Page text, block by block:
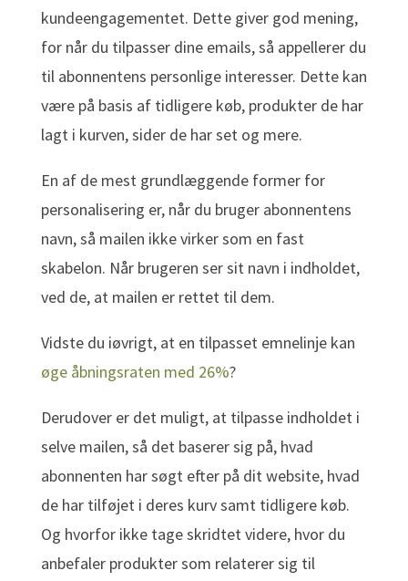
kundeengagementet. Dette giver god mening,
for når du tilpasser dine emails, så appellerer du
til abonnentens personlige interesser. Dette kan
være på basis af tidligere køb, produkter de har
lagt i kurven, sider de har set og mere.
En af de mest grundlæggende former for
personalisering er, når du bruger abonnentens
navn, så mailen ikke virker som en fast
skabelon. Når brugeren ser sit navn i indholdet,
ved de, at mailen er rettet til dem.
Vidste du iøvrigt, at en tilpasset emnelinje kan
øge åbningsraten med 26%?
Derudover er det muligt, at tilpasse indholdet i
selve mailen, så det baserer sig på, hvad
abonnenten har søgt efter på dit website, hvad
de har tilføjet i deres kurv samt tidligere køb.
Og hvorfor ikke tage skridtet videre, hvor du
anbefaler produkter som relaterer sig til